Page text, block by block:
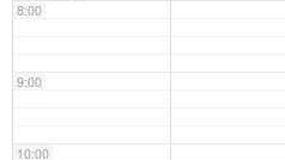
8:00
9:00
10:00